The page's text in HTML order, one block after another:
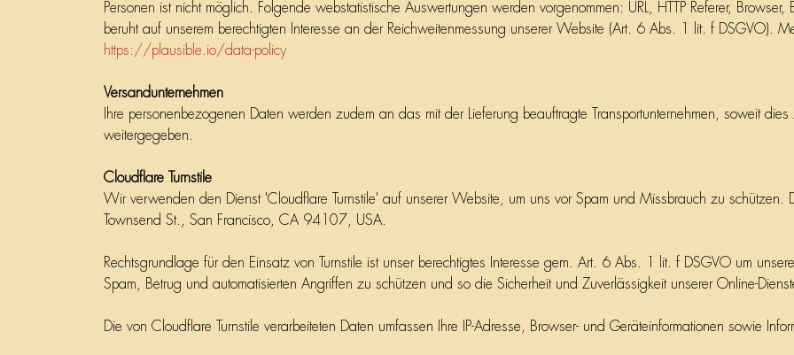
Personen ist nicht möglich. Folgende webstatistische Auswertungen werden vorgenommen: URL, HTTP Referer,
beruht auf unserem berechtigten Interesse an der Reichweitenmessung unserer Website (Art. 6 Abs. 1 lit. f DSGVO).
https://plausible.io/data-policy
Versandunternehmen
Ihre personenbezogenen Daten werden zudem an das mit der Lieferung beauftragte Transportunternehmen, soweit
weitergegeben.
Cloudflare Turnstile
Wir verwenden den Dienst 'Cloudflare Turnstile' auf unserer Website, um uns vor Spam und Missbrauch zu
Townsend St., San Francisco, CA 94107, USA.
Rechtsgrundlage für den Einsatz von Turnstile ist unser berechtigtes Interesse gem. Art. 6 Abs. 1 lit. f DSGVO um
Spam, Betrug und automatisierten Angriffen zu schützen und so die Sicherheit und Zuverlässigkeit unserer Online-
Die von Cloudflare Turnstile verarbeiteten Daten umfassen Ihre IP-Adresse, Browser- und Geräteinformationen sowie